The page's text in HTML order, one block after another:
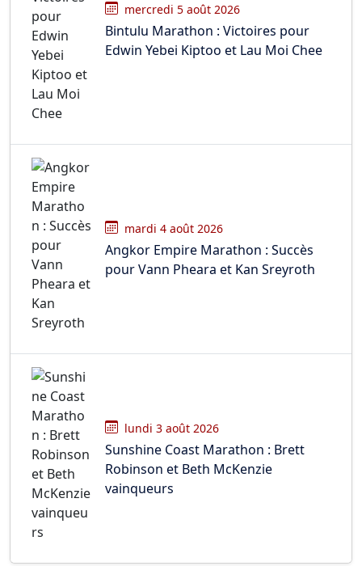
mercredi 5 août 2026
Bintulu Marathon : Victoires pour
Edwin Yebei Kiptoo et Lau Moi Chee
mardi 4 août 2026
Angkor Empire Marathon : Succès
pour Vann Pheara et Kan Sreyroth
lundi 3 août 2026
Sunshine Coast Marathon : Brett
Robinson et Beth McKenzie
vainqueurs